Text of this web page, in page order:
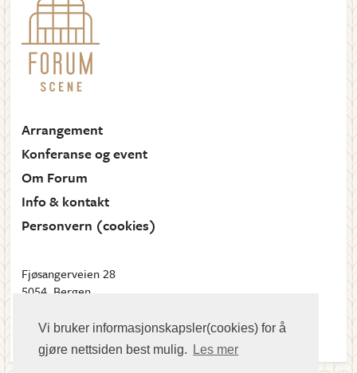
Vi bruker informasjonskapsler(cookies) for å
gjøre nettsiden best mulig.
Les mer
Arrangement
Konferanse og event
Om Forum
Info & kontakt
Personvern (cookies)
Fjøsangerveien 28
5054, Bergen